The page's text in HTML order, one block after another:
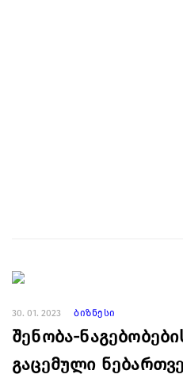
30. 01. 2023 ბიზნესი
შენობა-
გაცემული